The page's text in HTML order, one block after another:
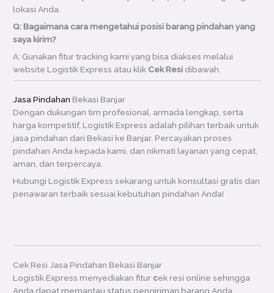
lokasi Anda.
Q: Bagaimana cara mengetahui posisi barang pindahan yang
saya kirim?
A: Gunakan fitur tracking kami yang bisa diakses melalui
website Logistik Express atau klik Cek Resi dibawah.
Jasa Pindahan Bekasi Banjar
Dengan dukungan tim profesional, armada lengkap, serta
harga kompetitif, Logistik Express adalah pilihan terbaik untuk
jasa pindahan dari Bekasi ke Banjar. Percayakan proses
pindahan Anda kepada kami, dan nikmati layanan yang cepat,
aman, dan terpercaya.
Hubungi Logistik Express sekarang untuk konsultasi gratis dan
penawaran terbaik sesuai kebutuhan pindahan Anda!
Cek Resi Jasa Pindahan Bekasi Banjar
Logistik Express menyediakan fitur cek resi online sehingga
Anda dapat memantau status pengiriman barang Anda.